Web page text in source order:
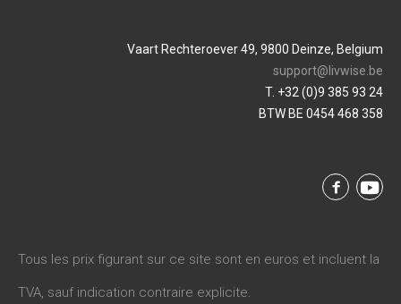
Vaart Rechteroever 49, 9800 Deinze, Belgium
support@livwise.be
T. +32 (0)9 385 93 24
BTW BE 0454 468 358
Tous les prix figurant sur ce site sont en euros et incluent la
TVA, sauf indication contraire explicite.